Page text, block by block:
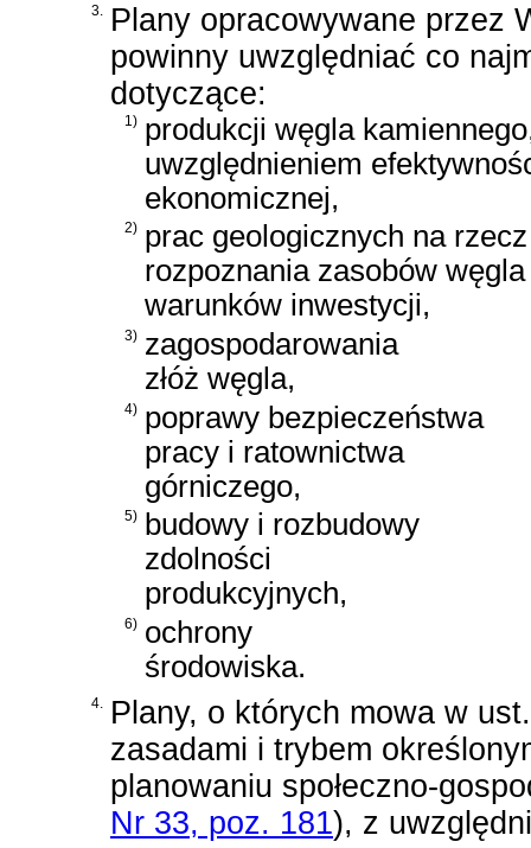
3.
Plany opracowywane przez
powinny uwzględniać co
dotyczące:
1) produkcji węgla
uwzględnieniem
ekonomicznej,
2) prac geologicznych na rzecz
rozpoznania zasobów
warunków inwestycji,
3) zagospodarowania
złóż węgla,
4) poprawy bezpieczeństwa
pracy i ratownictwa
górniczego,
5)
budowy i rozbudowy
zdolności
produkcyjnych,
6) ochrony
środowiska.
4. Plany, o których mowa w
zasadami i trybem
planowaniu społeczno-
Nr 33, poz. 181), z